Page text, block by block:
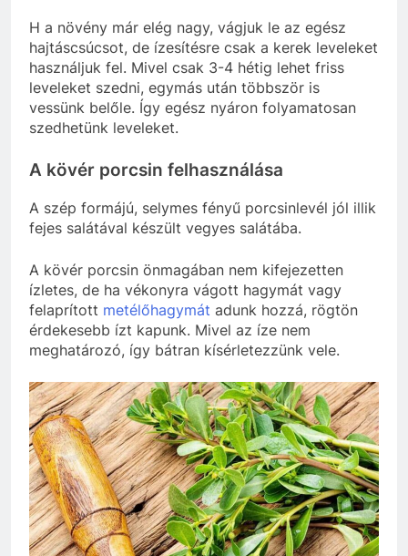
H a növény már elég nagy, vágjuk le az egész
hajtáscsúcsot, de ízesítésre csak a kerek leveleket
használjuk fel. Mivel csak 3-4 hétig lehet friss
leveleket szedni, egymás után többször is
vessünk belőle. Így egész nyáron folyamatosan
szedhetünk leveleket.
A kövér porcsin felhasználása
A szép formájú, selymes fényű porcsinlevél jól illik
fejes salátával készült vegyes salátába.
A kövér porcsin önmagában nem kifejezetten
ízletes, de ha vékonyra vágott hagymát vagy
felaprított metélőhagymát adunk hozzá, rögtön
érdekesebb ízt kapunk. Mivel az íze nem
meghatározó, így bátran kísérletezzünk vele.